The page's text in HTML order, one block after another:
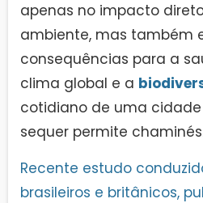
apenas no impacto
ambiente, mas também
consequências para a
clima global e a
cotidiano de uma
sequer permite
Recente estudo
brasileiros e britânicos,